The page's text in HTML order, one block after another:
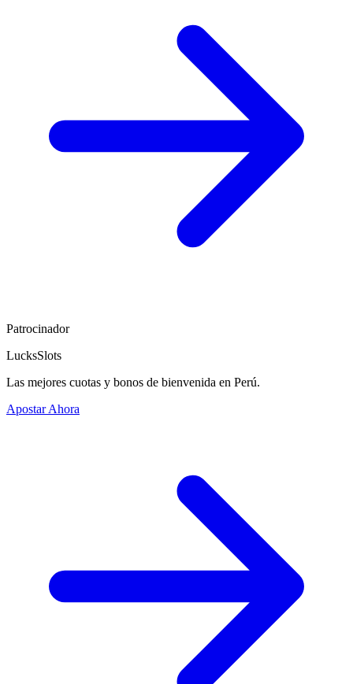
Patrocinador
LucksSlots
Las mejores cuotas y bonos de bienvenida en Perú.
Apostar Ahora